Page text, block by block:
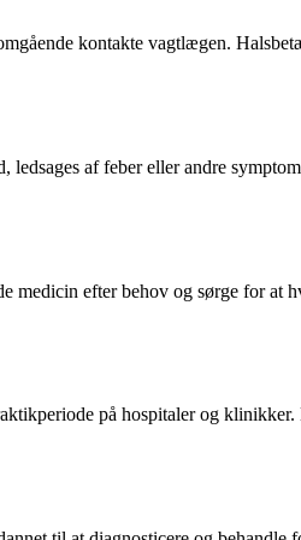
kontakte vagtlægen.
af feber eller andre
medicin efter behov og sørge for at
på hospitaler og klinikker.